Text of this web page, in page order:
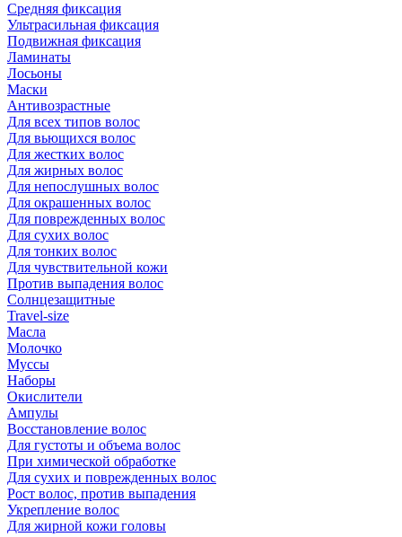
Средняя фиксация
Ультрасильная фиксация
Подвижная фиксация
Ламинаты
Лосьоны
Маски
Антивозрастные
Для всех типов волос
Для вьющихся волос
Для жестких волос
Для жирных волос
Для непослушных волос
Для окрашенных волос
Для поврежденных волос
Для сухих волос
Для тонких волос
Для чувствительной кожи
Против выпадения волос
Солнцезащитные
Travel-size
Масла
Молочко
Муссы
Наборы
Окислители
Ампулы
Восстановление волос
Для густоты и объема волос
При химической обработке
Для сухих и поврежденных волос
Рост волос, против выпадения
Укрепление волос
Для жирной кожи головы